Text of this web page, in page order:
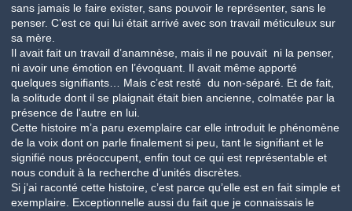
sans jamais le faire exister, sans pouvoir le représenter, sans le
penser. C’est ce qui lui était arrivé avec son travail méticuleux sur
sa mère.
Il avait fait un travail d’anamnèse, mais il ne pouvait ni la penser,
ni avoir une émotion en l’évoquant. Il avait même apporté
quelques signifiants… Mais c’est resté du non-séparé. Et de fait,
la solitude dont il se plaignait était bien ancienne, colmatée par la
présence de l’autre en lui.
Cette histoire m’a paru exemplaire car elle introduit le phénomène
de la voix dont on parle finalement si peu, tant le signifiant et le
signifié nous préoccupent, enfin tout ce qui est représentable et
nous conduit à la recherche d’unités discrètes.
Si j’ai raconté cette histoire, c’est parce qu’elle est en fait simple et
exemplaire. Exceptionnelle aussi du fait que je connaissais le